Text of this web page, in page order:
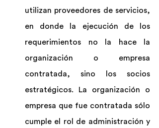
utilizan proveedores de servicios,
en donde la ejecución de los
requerimientos no la hace la
organización o empresa
contratada, sino los socios
estratégicos. La organización o
empresa que fue contratada sólo
cumple el rol de administración y